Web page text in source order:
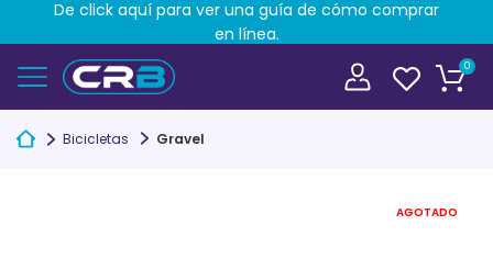
0
Bicicletas Gravel
AGOTADO
De click aquí para ver una guía de cómo comprar
en línea.